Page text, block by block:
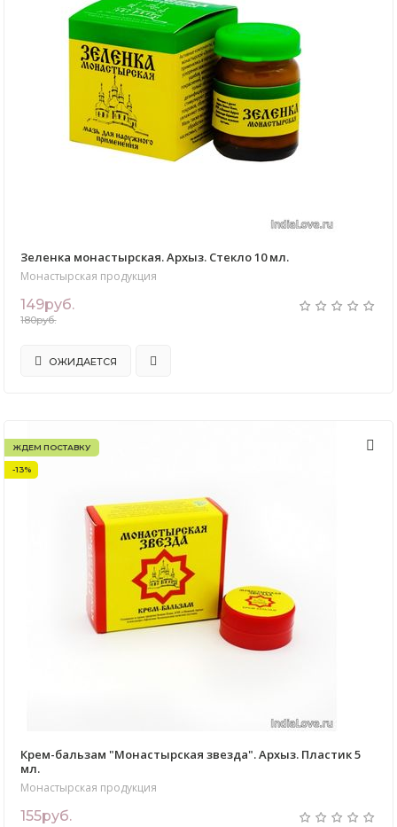
Зеленка монастырская. Архыз. Стекло 10 мл.
Монастырская продукция
149руб.
180руб.
ОЖИДАЕТСЯ
ЖДЕМ ПОСТАВКУ
-13%
Крем-бальзам "Монастырская звезда". Архыз. Пластик 5
мл.
Монастырская продукция
155руб.